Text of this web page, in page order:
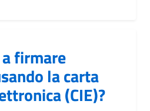
firmare
la carta
(CIE)?